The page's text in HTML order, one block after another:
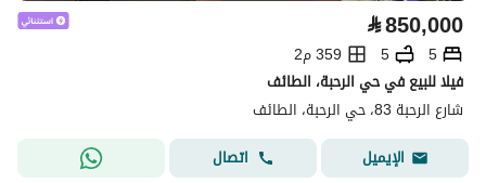
⃁850,000
5
5
359 م2
فيلا للبيع في حي الرحبة، الطائف
شارع الرحبة 83، حي الرحبة، الطائف
الإيميل
اتصال